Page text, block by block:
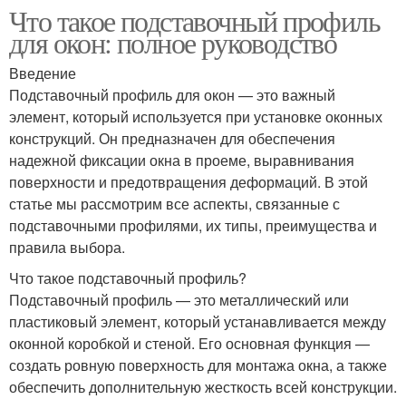
Что такое подставочный профиль
для окон: полное руководство
Введение
Подставочный профиль для окон — это важный
элемент, который используется при установке оконных
конструкций. Он предназначен для обеспечения
надежной фиксации окна в проеме, выравнивания
поверхности и предотвращения деформаций. В этой
статье мы рассмотрим все аспекты, связанные с
подставочными профилями, их типы, преимущества и
правила выбора.
Что такое подставочный профиль?
Подставочный профиль — это металлический или
пластиковый элемент, который устанавливается между
оконной коробкой и стеной. Его основная функция —
создать ровную поверхность для монтажа окна, а также
обеспечить дополнительную жесткость всей конструкции.